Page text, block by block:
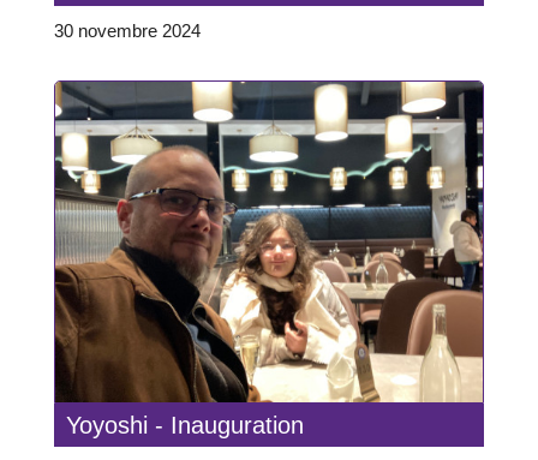
30 novembre 2024
Yoyoshi - Inauguration